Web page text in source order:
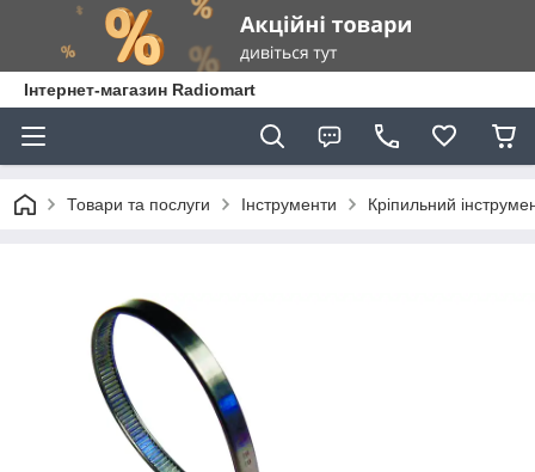
Інтернет-магазин Radiomart
Товари та послуги Інструменти Кріпильний